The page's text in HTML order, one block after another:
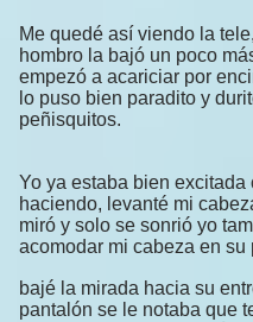
Me quedé así viendo la
hombro la bajó un poco
empezó a acariciar por
lo puso bien paradito y
peñisquitos.
Yo ya estaba bien excitada
haciendo, levanté mi
miró y solo se sonrió yo
acomodar mi cabeza en su
bajé la mirada hacia su
pantalón se le notaba que